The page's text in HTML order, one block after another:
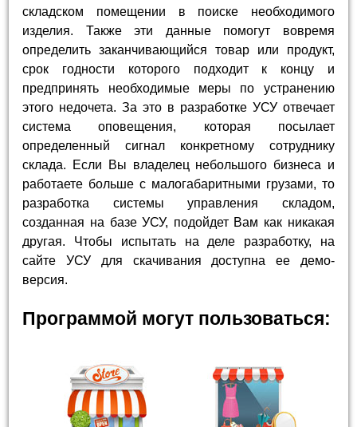
складском помещении в поиске необходимого
изделия. Также эти данные помогут вовремя
определить заканчивающийся товар или продукт,
срок годности которого подходит к концу и
предпринять необходимые меры по устранению
этого недочета. За это в разработке УСУ отвечает
система оповещения, которая посылает
определенный сигнал конкретному сотруднику
склада. Если Вы владелец небольшого бизнеса и
работаете больше с малогабаритными грузами, то
разработка системы управления складом,
созданная на базе УСУ, подойдет Вам как никакая
другая. Чтобы испытать на деле разработку, на
сайте УСУ для скачивания доступна ее демо-
версия.
Программой могут пользоваться: